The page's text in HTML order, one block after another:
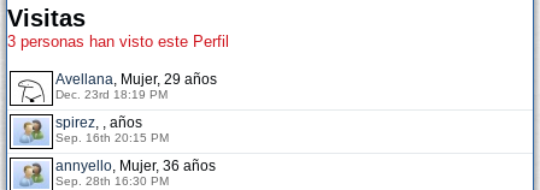
Visitas
3 personas han visto este Perfil
Avellana, Mujer, 29 años
Dec. 23rd 18:19 PM
spirez, , años
Sep. 16th 20:15 PM
annyello, Mujer, 36 años
Sep. 28th 16:30 PM